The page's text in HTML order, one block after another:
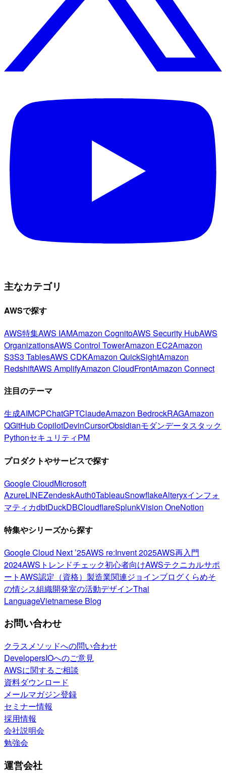
主なカテゴリ
AWSで探す
AWS特集AWS IAMAmazon CognitoAWS Security HubAWS
OrganizationsAWS Control TowerAmazon EC2Amazon
S3S3 TablesAWS CDKAmazon QuickSightAmazon
RedshiftAWS AmplifyAmazon CloudFrontAmazon Connect
注目のテーマ
生成AIMCPChatGPTClaudeAmazon BedrockRAGAmazon
QGitHub CopilotDevinCursorObsidianモダンデータスタック
PythonセキュリティPM
プロダクトやサービスで探す
Google CloudMicrosoft
AzureLINEZendeskAuth0TableauSnowflakeAlteryxインフォ
マティカdbtDuckDBCloudflareSplunkVision OneNotion
特集やシリーズから探す
Google Cloud Next ’25AWS re:Invent 2025AWS再入門
2024AWSトレンドチェック初心者向けAWSテクニカルサポ
ートAWS認定（資格） 製造業関連ジョインブログくらめそ
の情シス組織開発室の活動デザインThai
LanguageVietnamese Blog
お問い合わせ
クラスメソッドへの問い合わせ
DevelopersIOへのご意見
AWSに関するご相談
資料ダウンロード
メールマガジン登録
セミナー情報
採用情報
会社説明会
勉強会
運営会社